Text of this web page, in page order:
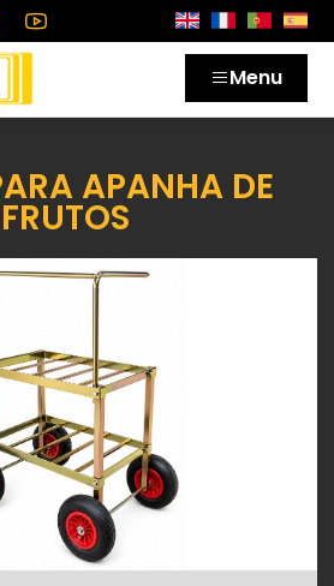
Menu
APANHA DE
FRUTOS